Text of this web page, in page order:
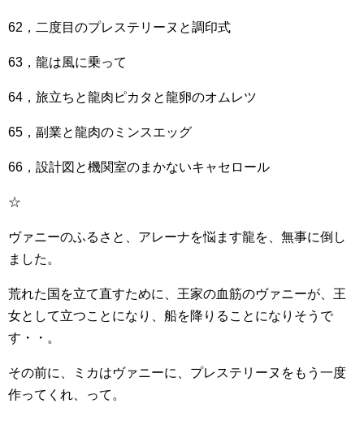
62，二度目のプレステリーヌと調印式
63，龍は風に乗って
64，旅立ちと龍肉ピカタと龍卵のオムレツ
65，副業と龍肉のミンスエッグ
66，設計図と機関室のまかないキャセロール
☆
ヴァニーのふるさと、アレーナを悩ます龍を、無事に倒し
ました。
荒れた国を立て直すために、王家の血筋のヴァニーが、王
女として立つことになり、船を降りることになりそうで
す・・。
その前に、ミカはヴァニーに、プレステリーヌをもう一度
作ってくれ、って。